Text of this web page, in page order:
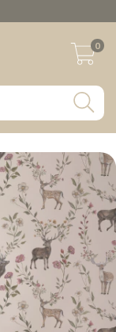
0